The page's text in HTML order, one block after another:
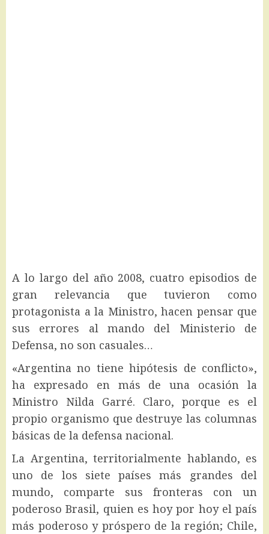
A lo largo del año 2008, cuatro episodios de
gran relevancia que tuvieron como
protagonista a la Ministro, hacen pensar que
sus errores al mando del Ministerio de
Defensa, no son casuales…
«Argentina no tiene hipótesis de conflicto»,
ha expresado en más de una ocasión la
Ministro Nilda Garré. Claro, porque es el
propio organismo que destruye las columnas
básicas de la defensa nacional.
La Argentina, territorialmente hablando, es
uno de los siete países más grandes del
mundo, comparte sus fronteras con un
poderoso Brasil, quien es hoy por hoy el país
más poderoso y próspero de la región; Chile,